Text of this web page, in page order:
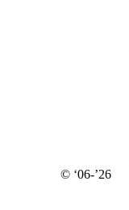
© ‘06-’26